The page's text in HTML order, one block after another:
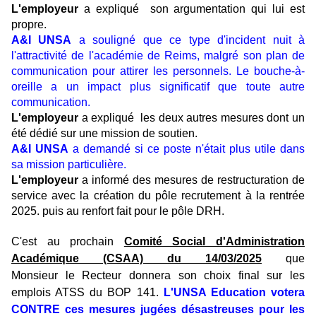
L'employeur a expliqué son argumentation qui lui est
propre.
A&I UNSA a souligné que ce type d'incident nuit à
l'attractivité de l'académie de Reims, malgré son plan de
communication pour attirer les personnels. Le bouche-à-
oreille a un impact plus significatif que toute autre
communication.
L'employeur a expliqué les deux autres mesures dont un
été dédié sur une mission de soutien.
A&I UNSA a demandé si ce poste n'était plus utile dans
sa mission particulière.
L'employeur a informé des mesures de restructuration de
service avec la création du pôle recrutement à la rentrée
2025. puis au renfort fait pour le pôle DRH.
C'est au prochain Comité Social d'Administration
Académique (CSAA) du 14/03/2025 que
Monsieur le Recteur donnera son choix final sur les
emplois ATSS du BOP 141.
L'UNSA Education votera
CONTRE ces mesures jugées désastreuses pour les